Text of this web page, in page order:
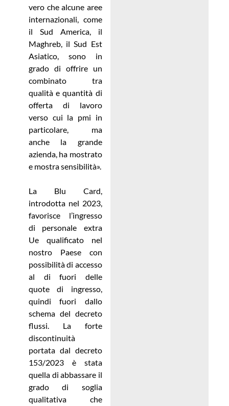
vero che alcune aree
internazionali, come
il Sud America, il
Maghreb, il Sud Est
Asiatico, sono in
grado di offrire un
combinato tra
qualità e quantità di
offerta di lavoro
verso cui la pmi in
particolare, ma
anche la grande
azienda, ha mostrato
e mostra sensibilità».
La Blu Card,
introdotta nel 2023,
favorisce l’ingresso
di personale extra
Ue qualificato nel
nostro Paese con
possibilità di accesso
al di fuori delle
quote di ingresso,
quindi fuori dallo
schema del decreto
flussi. La forte
discontinuità
portata dal decreto
153/2023 è stata
quella di abbassare il
grado di soglia
qualitativa che